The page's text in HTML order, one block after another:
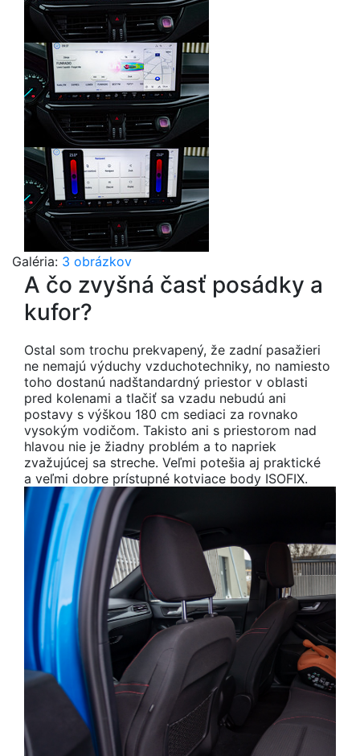
Galéria: 3 obrázkov
A čo zvyšná časť posádky a
kufor?
Ostal som trochu prekvapený, že zadní pasažieri
ne nemajú výduchy vzduchotechniky, no namiesto
toho dostanú nadštandardný priestor v oblasti
pred kolenami a tlačiť sa vzadu nebudú ani
postavy s výškou 180 cm sediaci za rovnako
vysokým vodičom. Takisto ani s priestorom nad
hlavou nie je žiadny problém a to napriek
zvažujúcej sa streche. Veľmi potešia aj praktické
a veľmi dobre prístupné kotviace body ISOFIX.